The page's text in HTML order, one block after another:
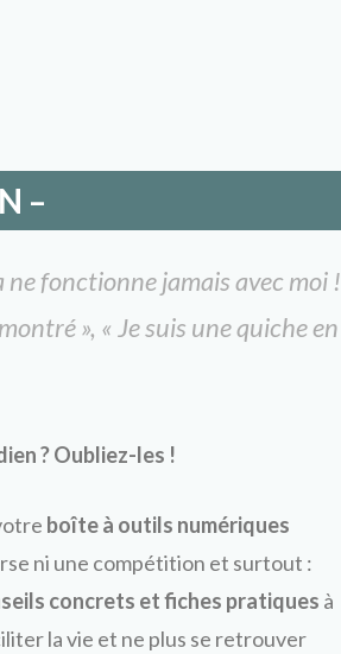
–
ne fonctionne jamais avec moi !
», « Je suis une quiche en
? Oubliez-les !
boîte à outils numériques
ni une compétition et surtout :
concrets et fiches pratiques à
la vie et ne plus se retrouver